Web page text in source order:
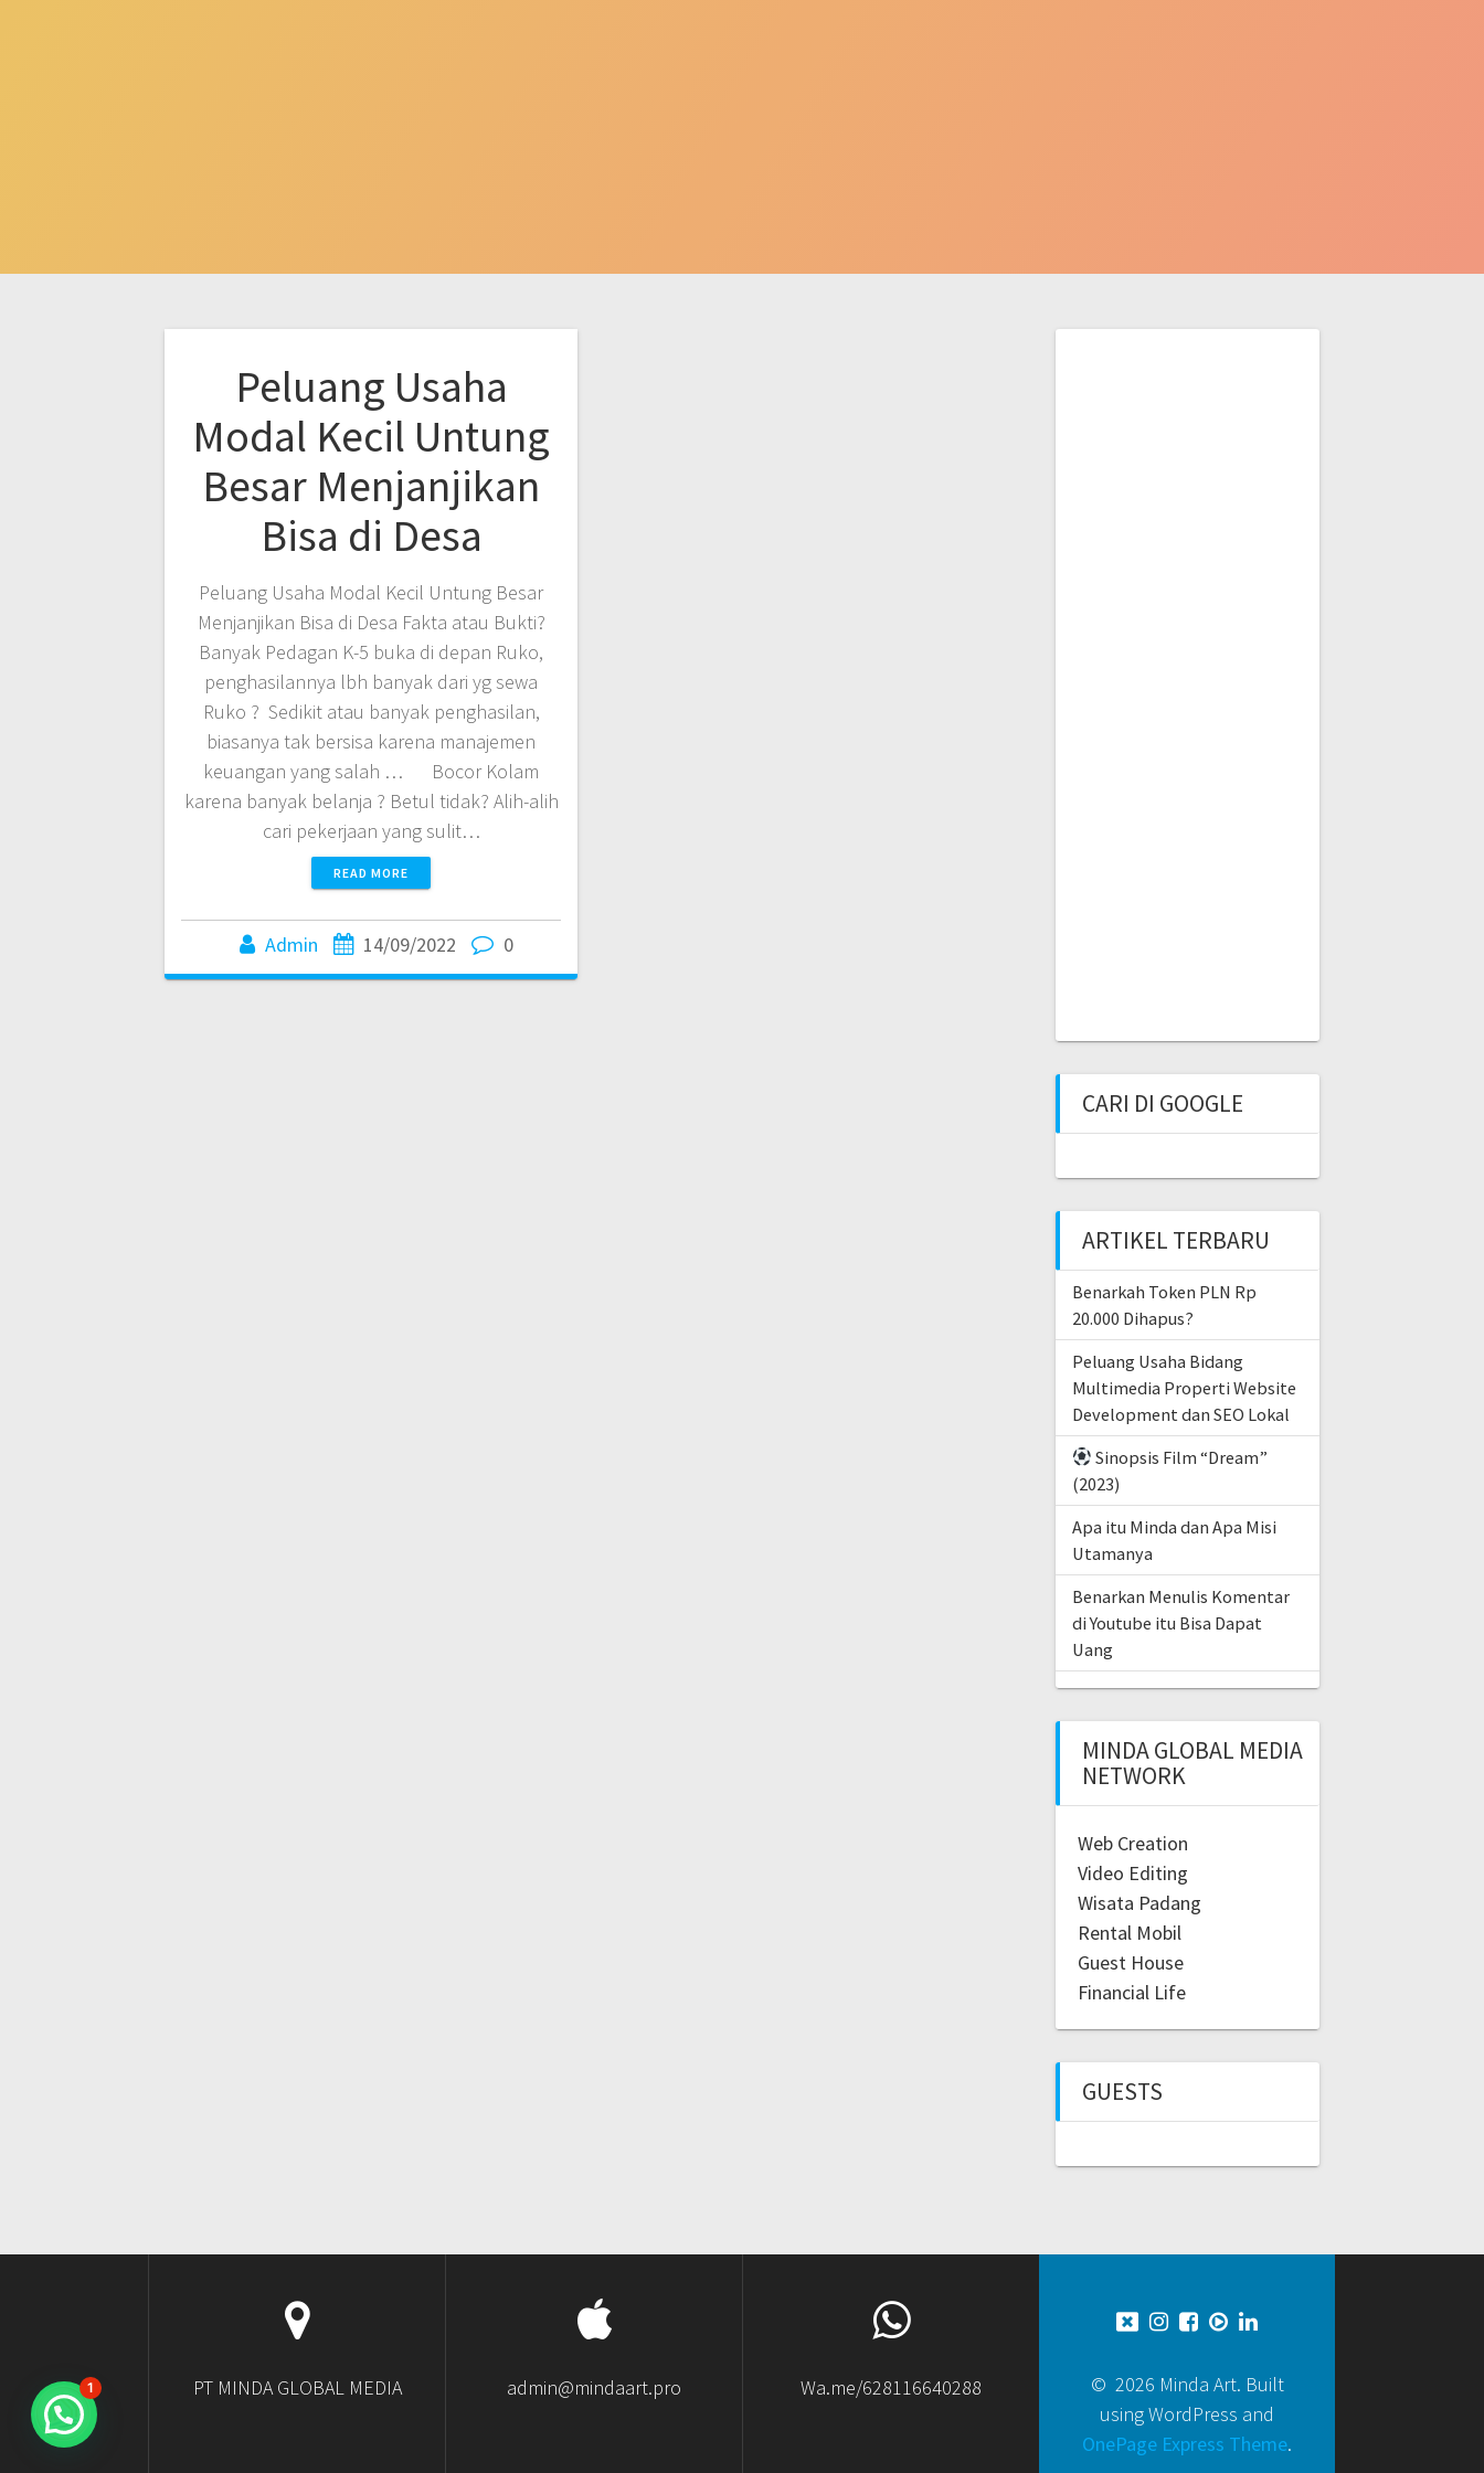
Peluang Usaha
Modal Kecil Untung
Besar Menjanjikan
Bisa di Desa
Peluang Usaha Modal Kecil Untung Besar
Menjanjikan Bisa di Desa Fakta atau Bukti?
Banyak Pedagan K-5 buka di depan Ruko,
penghasilannya lbh banyak dari yg sewa
Ruko ? Sedikit atau banyak penghasilan,
biasanya tak bersisa karena manajemen
keuangan yang salah … Bocor Kolam
karena banyak belanja ? Betul tidak? Alih-alih
cari pekerjaan yang sulit…
READ MORE
Admin 14/09/2022 0
CARI DI GOOGLE
ARTIKEL TERBARU
Benarkah Token PLN Rp
20.000 Dihapus?
Peluang Usaha Bidang
Multimedia Properti Website
Development dan SEO Lokal
Sinopsis Film “Dream”
(2023)
Apa itu Minda dan Apa Misi
Utamanya
Benarkan Menulis Komentar
di Youtube itu Bisa Dapat
Uang
MINDA GLOBAL MEDIA
NETWORK
Web Creation
Video Editing
Wisata Padang
Rental Mobil
Guest House
Financial Life
GUESTS
PT MINDA GLOBAL MEDIA admin@mindaart.pro Wa.me/628116640288
© 2026 Minda Art. Built
using WordPress and
OnePage Express Theme.
1